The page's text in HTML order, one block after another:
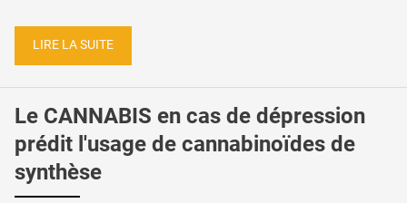
LIRE LA SUITE
Le CANNABIS en cas de dépression
prédit l'usage de cannabinoïdes de
synthèse